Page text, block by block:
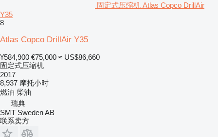
固定式压缩机 Atlas Copco DrillAir
Y35
8
Atlas Copco DrillAir Y35
¥584,900 €75,000 ≈ US$86,660
固定式压缩机
2017
8,937 摩托小时
燃油 柴油
瑞典
SMT Sweden AB
联系卖方